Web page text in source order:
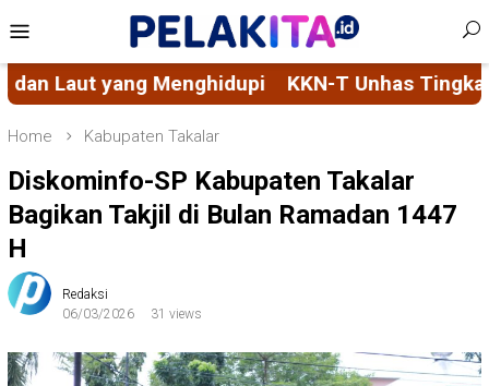
to
content
Menu
KKN-T Unhas Tingkatkan Tata Kelola Kelurahan
Home Kabupaten Takalar
Diskominfo-SP Kabupaten Takalar
Bagikan Takjil di Bulan Ramadan 1447
H
Redaksi
06/03/2026
31 views